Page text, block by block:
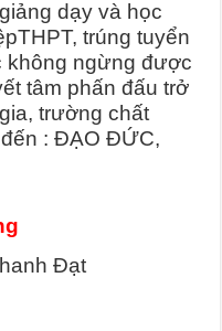
dạy và học
trúng tuyển
không ngừng được
tâm phấn đấu trở
trường chất
: ĐẠO ĐỨC,
Đạt